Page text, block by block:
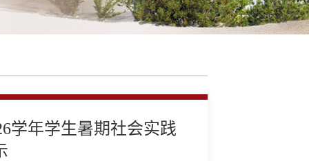
学年学生暑期社会实践